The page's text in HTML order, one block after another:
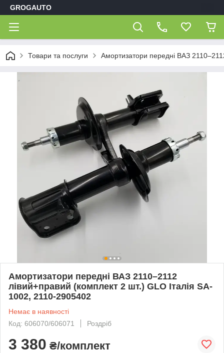
GROGAUTO
Товари та послуги Амортизатори передні ВАЗ
Амортизатори передні ВАЗ 2110–2112
лівий+правий (комплект 2 шт.) GLO Італія SA-
1002, 2110-2905402
Немає в наявності
Код: 606070/606071
Роздріб
3 380 ₴/комплект